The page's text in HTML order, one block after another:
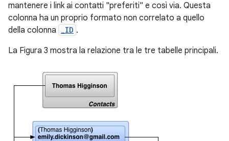
mantenere i link ai contatti "preferiti" e così via. Questa
colonna ha un proprio formato non correlato a quello
della colonna _ID .
La Figura 3 mostra la relazione tra le tre tabelle principali.